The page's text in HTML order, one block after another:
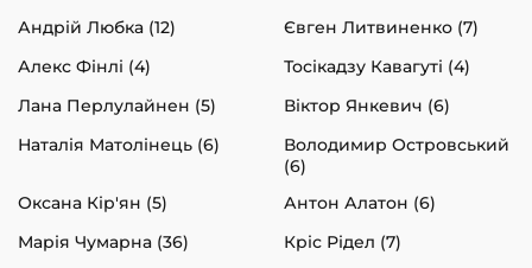
Андрій Любка (12)
Євген Литвиненко (7)
Алекс Фінлі (4)
Тосікадзу Кавагуті (4)
Лана Перлулайнен (5)
Віктор Янкевич (6)
Наталія Матолінець (6)
Володимир Островський
(6)
Оксана Кір'ян (5)
Антон Алатон (6)
Марія Чумарна (36)
Кріс Рідел (7)